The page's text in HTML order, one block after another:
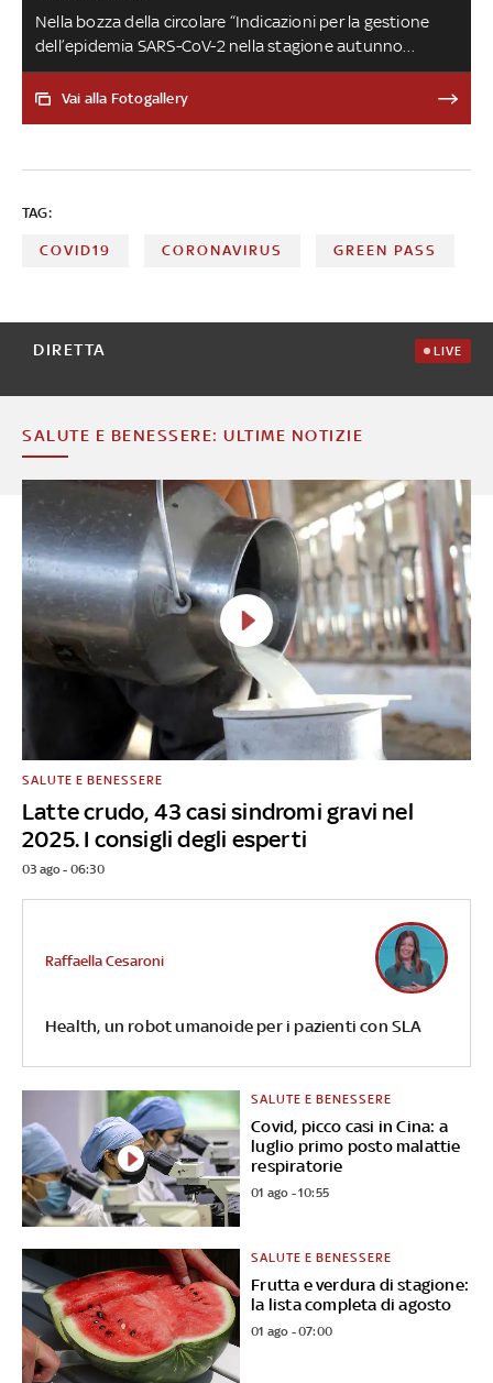
Nella bozza della circolare “Indicazioni per la gestione
dell’epidemia SARS-CoV-2 nella stagione autunno
inverno 2022-2023” il Ministero della Salute presenta
alcuni scenari utili al contenimento dei contagi:
Vai alla Fotogallery
TAG:
COVID19 CORONAVIRUS GREEN PASS
DIRETTA LIVE
SALUTE E BENESSERE: ULTIME NOTIZIE
Latte crudo, 43 casi sindromi gravi nel
2025. I consigli degli esperti
SALUTE E BENESSERE
03 ago - 06:30
Health, un robot umanoide per i pazienti con SLA
Raffaella Cesaroni
Covid, picco casi in Cina: a
luglio primo posto malattie
respiratorie
SALUTE E BENESSERE
01 ago - 10:55
Frutta e verdura di stagione:
la lista completa di agosto
SALUTE E BENESSERE
01 ago - 07:00